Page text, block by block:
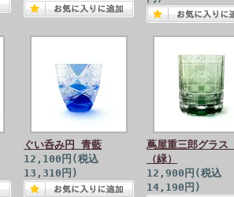
ぐい呑み円 青藍
12,100円(税込
13,310円)
蔦屋重三郎グラス
（緑）
12,900円(税込
14,190円)